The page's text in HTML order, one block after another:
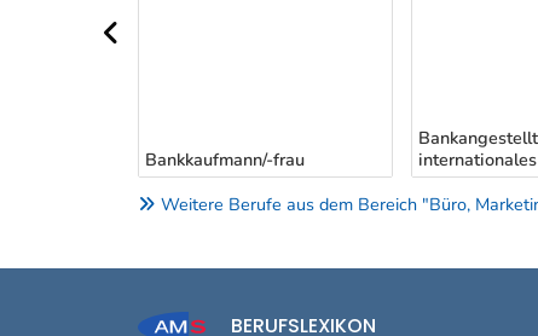
Bankkaufmann/-frau
Weitere Berufe aus dem Bereich "Büro,
BERUFSLEXIKON